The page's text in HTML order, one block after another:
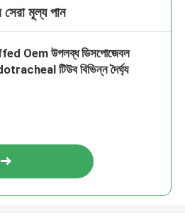
মূল্য পান
Oem উপলব্ধ ডিসপোজেবল
টিউব বিভিন্ন দৈর্ঘ্য